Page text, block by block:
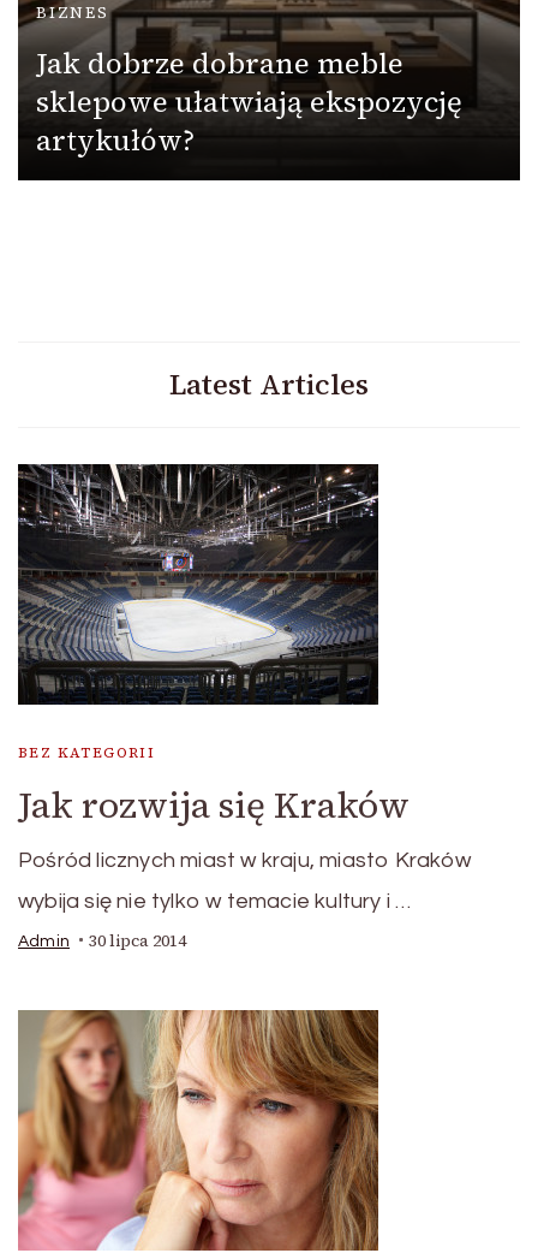
BIZNES
Jak dobrze dobrane meble
sklepowe ułatwiają ekspozycję
artykułów?
Latest Articles
BEZ KATEGORII
Jak rozwija się Kraków
Pośród licznych miast w kraju, miasto Kraków
wybija się nie tylko w temacie kultury i …
Admin 30 lipca 2014